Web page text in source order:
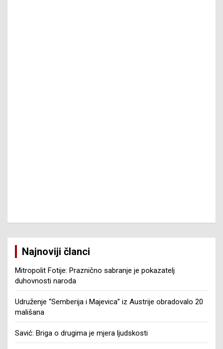
Najnoviji članci
Mitropolit Fotije: Praznično sabranje je pokazatelj
duhovnosti naroda
Udruženje “Semberija i Majevica” iz Austrije obradovalo 20
mališana
Savić: Briga o drugima je mjera ljudskosti